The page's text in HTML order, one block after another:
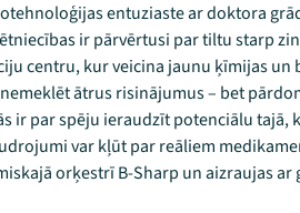
entuziaste ar doktora
ir pārvērtusi par tiltu starp
centru, kur veicina jaunu ķīmijas
ātrus risinājumus – bet
ir par spēju ieraudzīt potenciālu tajā,
var kļūt par reāliem
orķestrī B-Sharp un aizraujas